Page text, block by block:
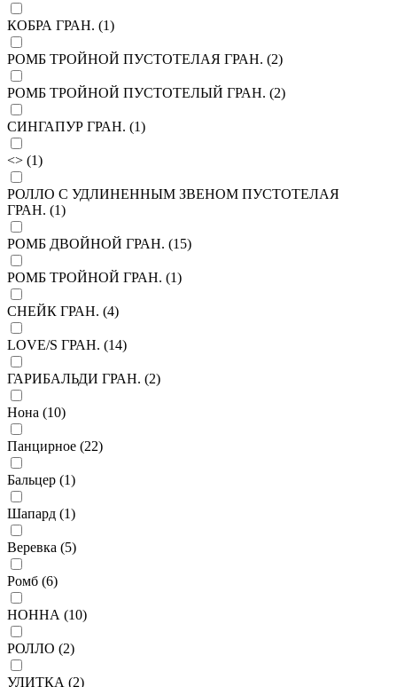
КОБРА ГРАН. (1)
РОМБ ТРОЙНОЙ ПУСТОТЕЛАЯ ГРАН. (2)
РОМБ ТРОЙНОЙ ПУСТОТЕЛЫЙ ГРАН. (2)
СИНГАПУР ГРАН. (1)
<> (1)
РОЛЛО С УДЛИНЕННЫМ ЗВЕНОМ ПУСТОТЕЛАЯ
ГРАН. (1)
РОМБ ДВОЙНОЙ ГРАН. (15)
РОМБ ТРОЙНОЙ ГРАН. (1)
СНЕЙК ГРАН. (4)
LOVE/S ГРАН. (14)
ГАРИБАЛЬДИ ГРАН. (2)
Нона (10)
Панцирное (22)
Бальцер (1)
Шапард (1)
Веревка (5)
Ромб (6)
НОННА (10)
РОЛЛО (2)
УЛИТКА (2)